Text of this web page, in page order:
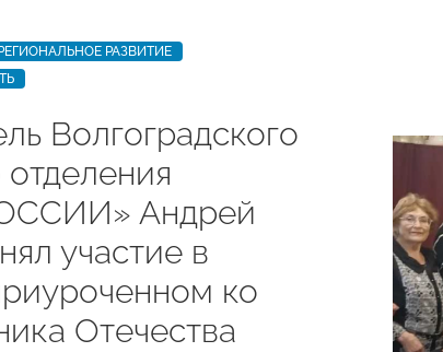
РЕГИОНАЛЬНОЕ РАЗВИТИЕ
Волгоградского
Андрей
участие в
ко
Отечества